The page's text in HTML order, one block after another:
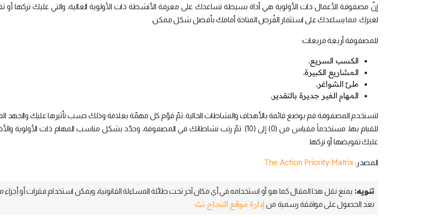
إنّ مصفوفة الأعمال ذات الأولوية هي أداة بسيطة تساعدك على معرفة الأنشطة ذات الأولوية العالية، والتي عليك تركها أو
لغيرك. مما يساعدك على استثمار الفُرص المتاحة أمامك بأفضل شكل ممكن.
للمصفوفة أربعة مربعات:
الكسب السريع.
المشاريع الكبيرة.
ملئ الشواغر.
المهام الغير جديرة بالتقدير.
لتستخدم المصفوفة قم بوضع قائمة بالأهداف والنشاطات الحالية. ثمّ قوّم كل مهمّة بعلامة وذلك حسب تأثيرها عليك والجهد
للقيام بها، مستخدماً مقياس من (0) إلى (10). ثمّ رتب نشاطاتك في المصفوفة، وحدّد بشكل مناسب المهام ذات الأولوية
عليك تفويضها أو تركها.
المصدر:The Action Priority Matrix
تنويه: يمنع نقل هذا المقال كما هو أو استخدامه في أي مكان آخر تحت طائلة المساءلة القانونية، ويمكن استخدام فقرات أو أجزاء
بعد الحصول على موافقة رسمية من إدارة موقع النجاح نت